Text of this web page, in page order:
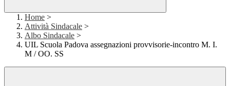
Home >
Attività Sindacale >
Albo Sindacale >
UIL Scuola Padova assegnazioni provvisorie-incontro M. I.
M / OO. SS